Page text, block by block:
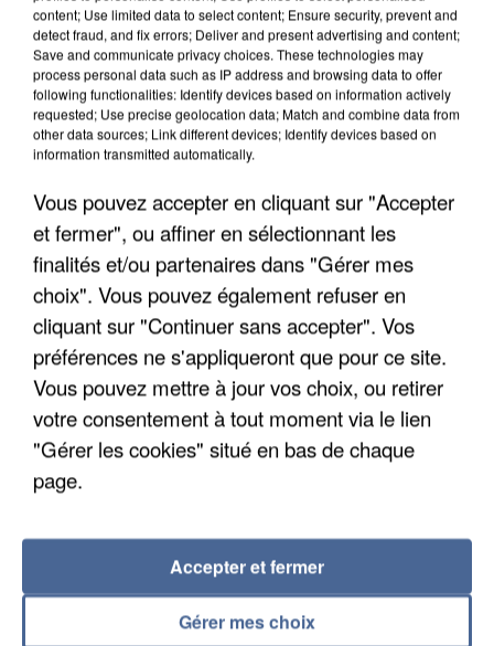
6 août 2026
Gabriel Attal et Raphaël Glucksmann visés par des
ingérences...
Sollicité, Sébastien Lecornu annonce un "travail
commun" avec les partis à la rentrée.
content; Use limited data to select content; Ensure security, prevent and
detect fraud, and fix errors; Deliver and present advertising and content;
Save and communicate privacy choices. These technologies may
process personal data such as IP address and browsing data to offer
following functionalities: Identify devices based on information actively
requested; Use precise geolocation data; Match and combine data from
other data sources; Link different devices; Identify devices based on
information transmitted automatically.
Vous pouvez accepter en cliquant sur "Accepter
et fermer", ou affiner en sélectionnant les
finalités et/ou partenaires dans "Gérer mes
choix". Vous pouvez également refuser en
cliquant sur "Continuer sans accepter". Vos
préférences ne s'appliqueront que pour ce site.
Vous pouvez mettre à jour vos choix, ou retirer
votre consentement à tout moment via le lien
"Gérer les cookies" situé en bas de chaque
page.
Gérer mes choix
Accepter et fermer